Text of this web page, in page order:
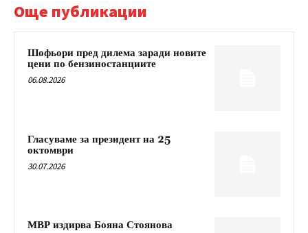
Още публикации
Шофьори пред дилема заради новите
цени по бензиностанциите
06.08.2026
Гласуваме за президент на 25
октомври
30.07.2026
МВР издирва Бояна Стоянова